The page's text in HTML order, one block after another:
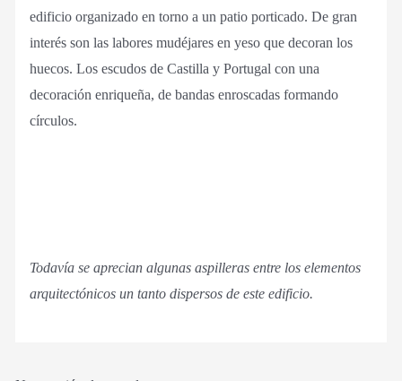
edificio organizado en torno a un patio porticado. De gran
interés son las labores mudéjares en yeso que decoran los
huecos. Los escudos de Castilla y Portugal con una
decoración enriqueña, de bandas enroscadas formando
círculos.
Todavía se aprecian algunas aspilleras entre los elementos
arquitectónicos un tanto dispersos de este edificio.